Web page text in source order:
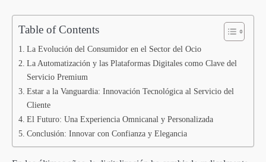
Table of Contents
La Evolución del Consumidor en el Sector del Ocio
La Automatización y las Plataformas Digitales como Clave del
Servicio Premium
Estar a la Vanguardia: Innovación Tecnológica al Servicio del
Cliente
El Futuro: Una Experiencia Omnicanal y Personalizada
Conclusión: Innovar con Confianza y Elegancia